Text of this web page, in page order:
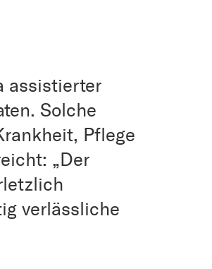
assistierter
Solche
Pflege
„Der
verlässliche